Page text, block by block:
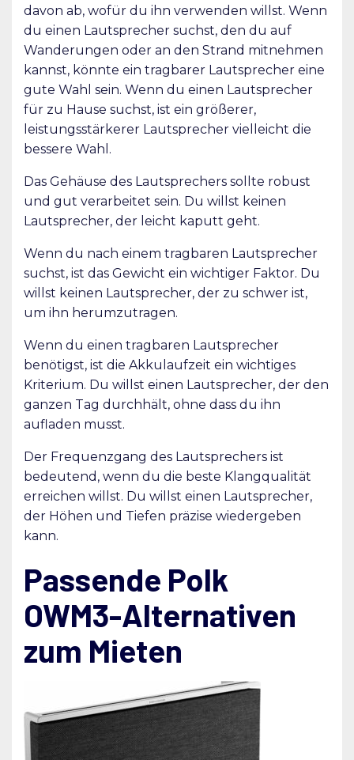
davon ab, wofür du ihn verwenden willst. Wenn
du einen Lautsprecher suchst, den du auf
Wanderungen oder an den Strand mitnehmen
kannst, könnte ein tragbarer Lautsprecher eine
gute Wahl sein. Wenn du einen Lautsprecher
für zu Hause suchst, ist ein größerer,
leistungsstärkerer Lautsprecher vielleicht die
bessere Wahl.
Das Gehäuse des Lautsprechers sollte robust
und gut verarbeitet sein. Du willst keinen
Lautsprecher, der leicht kaputt geht.
Wenn du nach einem tragbaren Lautsprecher
suchst, ist das Gewicht ein wichtiger Faktor. Du
willst keinen Lautsprecher, der zu schwer ist,
um ihn herumzutragen.
Wenn du einen tragbaren Lautsprecher
benötigst, ist die Akkulaufzeit ein wichtiges
Kriterium. Du willst einen Lautsprecher, der den
ganzen Tag durchhält, ohne dass du ihn
aufladen musst.
Der Frequenzgang des Lautsprechers ist
bedeutend, wenn du die beste Klangqualität
erreichen willst. Du willst einen Lautsprecher,
der Höhen und Tiefen präzise wiedergeben
kann.
Passende Polk
OWM3-Alternativen
zum Mieten